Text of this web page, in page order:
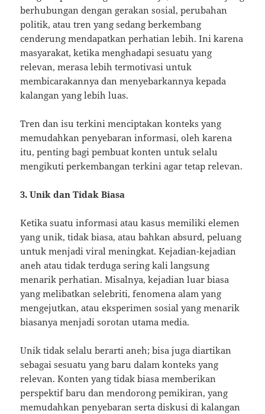
berhubungan dengan gerakan sosial, perubahan
politik, atau tren yang sedang berkembang
cenderung mendapatkan perhatian lebih. Ini karena
masyarakat, ketika menghadapi sesuatu yang
relevan, merasa lebih termotivasi untuk
membicarakannya dan menyebarkannya kepada
kalangan yang lebih luas.
Tren dan isu terkini menciptakan konteks yang
memudahkan penyebaran informasi, oleh karena
itu, penting bagi pembuat konten untuk selalu
mengikuti perkembangan terkini agar tetap relevan.
3. Unik dan Tidak Biasa
Ketika suatu informasi atau kasus memiliki elemen
yang unik, tidak biasa, atau bahkan absurd, peluang
untuk menjadi viral meningkat. Kejadian-kejadian
aneh atau tidak terduga sering kali langsung
menarik perhatian. Misalnya, kejadian luar biasa
yang melibatkan selebriti, fenomena alam yang
mengejutkan, atau eksperimen sosial yang menarik
biasanya menjadi sorotan utama media.
Unik tidak selalu berarti aneh; bisa juga diartikan
sebagai sesuatu yang baru dalam konteks yang
relevan. Konten yang tidak biasa memberikan
perspektif baru dan mendorong pemikiran, yang
memudahkan penyebaran serta diskusi di kalangan